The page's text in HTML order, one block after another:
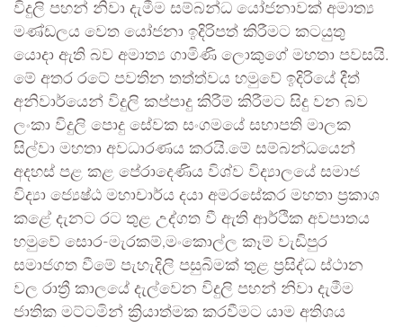
විදුලි පහන් නිවා දැමීම සම්බන්ධ යෝජනාවක් අමාත්‍ය
මණ්ඩලය වෙත යෝජනා ඉදිරිපත් කිරීමට කටයුතු
යොදා ඇති බව අමාත්‍ය ගාමිණි ලොකුගේ මහතා පවසයි.
මේ අතර රටේ පවතින තත්ත්වය හමුවේ ඉදිරියේ දීත්
අනිවාර්යෙන් විදුලි කප්පාදු කිරීම් කිරීමට සිදු වන බව
ලංකා විදුලි පොදු සේවක සංගමයේ සභාපති මාලක
සිල්වා මහතා අවධාරණය කරයි.මේ සම්බන්ධයෙන්
අදහස් පළ කළ පේරාදෙණිය විශ්ව විද්‍යාලයේ සමාජ
විද්‍යා ජ්‍යෙෂ්ඨ මහාචාර්ය දයා අමරසේකර මහතා ප්‍රකාශ
කළේ දැනට රට තුළ උද්ගත වී ඇති ආර්ථික අවපාතය
හමුවේ සොර-මැරකම්,මංකොල්ල කෑම් වැඩිපුර
සමාජගත වීමේ පැහැදිලි පසුබිමක් තුළ ප්‍රසිද්ධ ස්ථාන
වල රාත්‍රී කාලයේ දැල්වෙන විදුලි පහන් නිවා දැමීම
ජාතික මට්ටමින් ක්‍රියාත්මක කරවීමට යාම අතිශය